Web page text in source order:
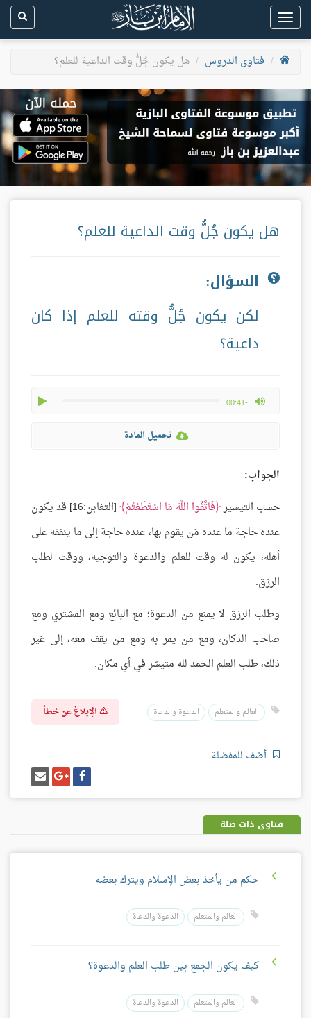
Toggle
navigation
فتاوى الدروس
هل يكون جُلُّ وقت الداعية للعلم؟
هل يكون جُلُّ وقت الداعية للعلم؟
السؤال:
لكن يكون جُلُّ وقته للعلم إذا كان
داعية؟
-00:41
max volume
تحميل المادة
الجواب:
حسب التيسير فَاتَّقُوا اللَّهَ مَا اسْتَطَعْتُمْ
[التغابن:16] قد يكون
عنده حاجة ما عنده مَن يقوم بها، عنده حاجة إلى ما ينفقه على
أهله، يكون له وقت للعلم والدعوة والتوجيه، ووقت لطلب
الرزق.
وطلب الرزق لا يمنع من الدعوة؛ مع البائع ومع المشتري ومع
صاحب الدكان، ومع من يمر به ومع من يقف معه، إلى غير
ذلك، طلب العلم الحمد لله متيسّر في أي مكان.
العالم والمتعلم الدعوة والدعاة الإبلاغ عن خطأ
أضف للمفضلة
شارك
على
فيسبوك
شارك
على
غوغل
بلس
إرسل
إيميل
فتاوى ذات صلة
حكم من يأخذ بعض الإسلام ويترك بعضه
العالم والمتعلم الدعوة والدعاة
كيف يكون الجمع بين طلب العلم والدعوة؟
العالم والمتعلم الدعوة والدعاة